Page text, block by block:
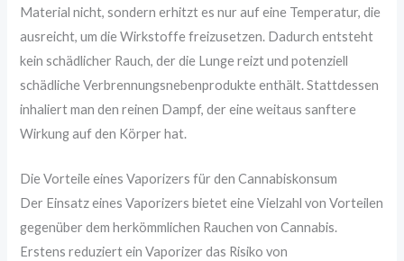
Material nicht, sondern erhitzt es nur auf eine Temperatur, die
ausreicht, um die Wirkstoffe freizusetzen. Dadurch entsteht
kein schädlicher Rauch, der die Lunge reizt und potenziell
schädliche Verbrennungsnebenprodukte enthält. Stattdessen
inhaliert man den reinen Dampf, der eine weitaus sanftere
Wirkung auf den Körper hat.
Die Vorteile eines Vaporizers für den Cannabiskonsum
Der Einsatz eines Vaporizers bietet eine Vielzahl von Vorteilen
gegenüber dem herkömmlichen Rauchen von Cannabis.
Erstens reduziert ein Vaporizer das Risiko von